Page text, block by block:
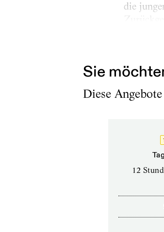
die
Sie
Diese
12